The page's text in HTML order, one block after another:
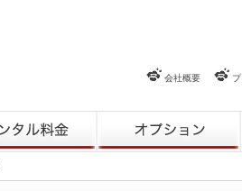
会社概要
料金